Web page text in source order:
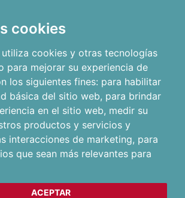
cookies
cookies y otras tecnologías
para mejorar su experiencia de
los siguientes fines: para habilitar
básica del sitio web, para brindar
en el sitio web, medir su
productos y servicios y
interacciones de marketing, para
que sean más relevantes para
ACEPTAR